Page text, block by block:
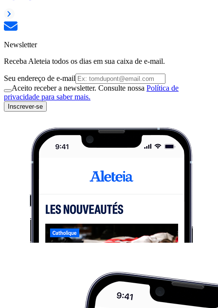
Newsletter
Receba Aleteia todos os dias em sua caixa de e-mail.
Seu endereço de e-mail
Aceito receber a newsletter. Consulte nossa Política de
privacidade para saber mais.
Inscrever-se